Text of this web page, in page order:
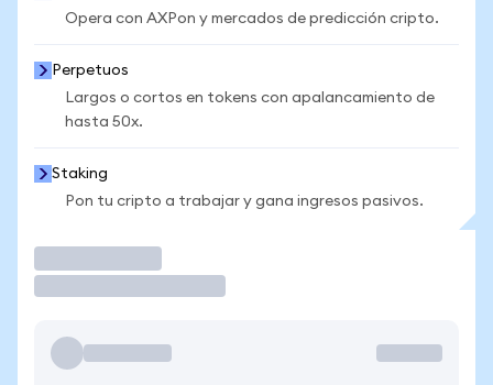
Opera con AXPon y mercados de predicción cripto.
Perpetuos
Largos o cortos en tokens con apalancamiento de
hasta 50x.
Staking
Pon tu cripto a trabajar y gana ingresos pasivos.